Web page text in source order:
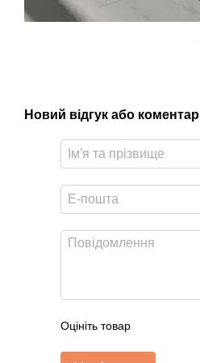
Новий відгук або коментар
Оцініть товар